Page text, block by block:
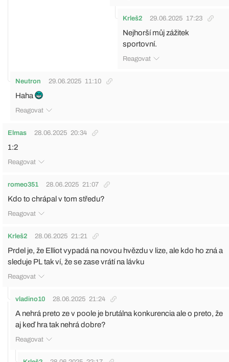
Krleš2 29.06.2025 17:23
Nejhorší můj zážitek
sportovní.
Reagovat
Neutron 29.06.2025 11:10
Haha
Reagovat
Elmas 28.06.2025 20:34
1:2
Reagovat
romeo351 28.06.2025 21:07
Kdo to chrápal v tom středu?
Reagovat
Krleš2 28.06.2025 21:21
Prdel je, že Elliot vypadá na novou hvězdu v lize, ale kdo ho zná a
sleduje PL tak ví, že se zase vrátí na lávku
Reagovat
vladino10 28.06.2025 21:24
A nehrá preto ze v poole je brutálna konkurencia ale o preto, že
aj keď hra tak nehrá dobre?
Reagovat